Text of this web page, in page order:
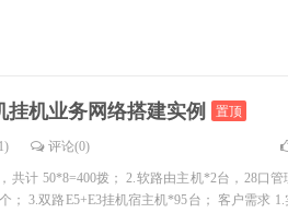
挂机业务网络搭建实例 置顶
评论(0)
共计 50*8=400拨； 2.软路由主机*2台，28口管
3.双路E5+E3挂机宿主机*95台； 客户需求 1.